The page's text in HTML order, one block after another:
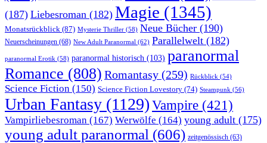
(187) Liebesroman (182) Magie (1345)
Monatsrückblick (87) Mysterie Thriller (58) Neue Bücher (190)
Neuerscheinungen (68) New Adult Paranormal (62) Parallelwelt (182)
paranormal Erotik (58) paranormal historisch (103) paranormal
Romance (808) Romantasy (259) Rückblick (54)
Science Fiction (150) Science Fiction Lovestory (74) Steampunk (56)
Urban Fantasy (1129) Vampire (421)
Vampirliebesroman (167) Werwölfe (164) young adult (175)
young adult paranormal (606) zeitgenössisch (63)